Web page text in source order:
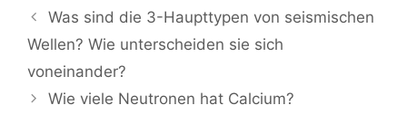
Beitrags-
Navigation
Was sind die 3-Haupttypen von seismischen
Wellen? Wie unterscheiden sie sich
voneinander?
Wie viele Neutronen hat Calcium?